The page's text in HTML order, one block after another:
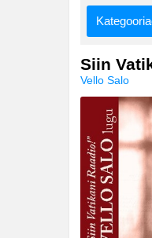
Ajalugu
Ajalugu/
Arvutid
Siin
Vello Salo